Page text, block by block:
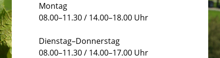
Montag
08.00–11.30 / 14.00–18.00 Uhr
Dienstag–Donnerstag
08.00–11.30 / 14.00–17.00 Uhr